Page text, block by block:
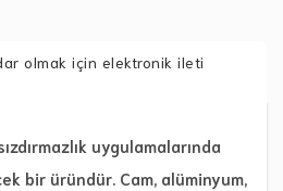
olmak için elektronik ileti
uygulamalarında
bir üründür. Cam, alüminyum,